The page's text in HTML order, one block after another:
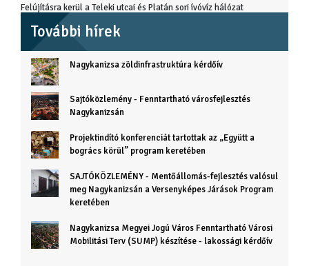
Felújításra kerül a Teleki utcai és Platán sori ívóvíz hálózat
További hírek
Nagykanizsa zöldinfrastruktúra kérdőív
Sajtóközlemény - Fenntartható városfejlesztés
Nagykanizsán
Projektindító konferenciát tartottak az „Együtt a
bogrács körül” program keretében
SAJTÓKÖZLEMÉNY - Mentőállomás-fejlesztés valósul
meg Nagykanizsán a Versenyképes Járások Program
keretében
Nagykanizsa Megyei Jogú Város Fenntartható Városi
Mobilitási Terv (SUMP) készítése - lakossági kérdőív